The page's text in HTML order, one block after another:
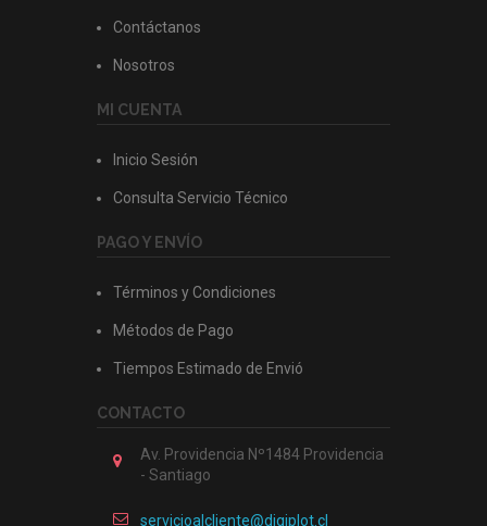
Contáctanos
Nosotros
MI CUENTA
Inicio Sesión
Consulta Servicio Técnico
PAGO Y ENVÍO
Términos y Condiciones
Métodos de Pago
Tiempos Estimado de Envió
CONTACTO
Av. Providencia Nº1484 Providencia
- Santiago
servicioalcliente@digiplot.cl